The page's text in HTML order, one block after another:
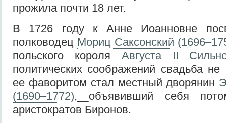
прожила почти 18 лет.
В 1726 году к Анне Иоанновне
полководец Мориц Саксонский
польского короля Августа II
политических соображений свадьба не
ее фаворитом стал местный дворянин
(1690–1772), объявивший себя
аристократов Биронов.